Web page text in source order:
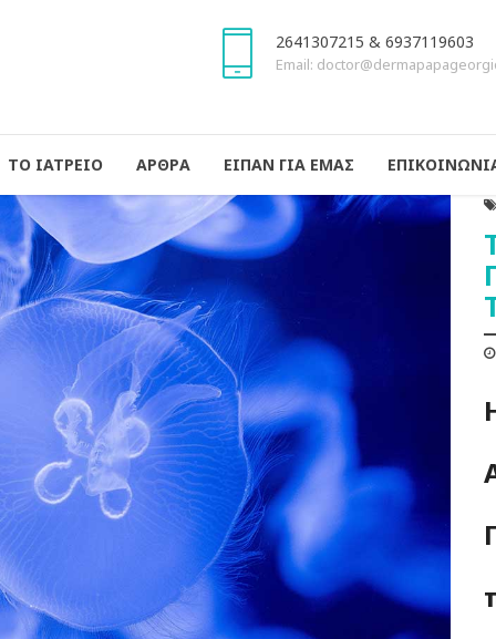
2641307215 & 6937119603
Email:
ΤΟ ΙΑΤΡΕΙΟ ΑΡΘΡΑ ΕΙΠΑΝ ΓΙΑ ΕΜΑΣ